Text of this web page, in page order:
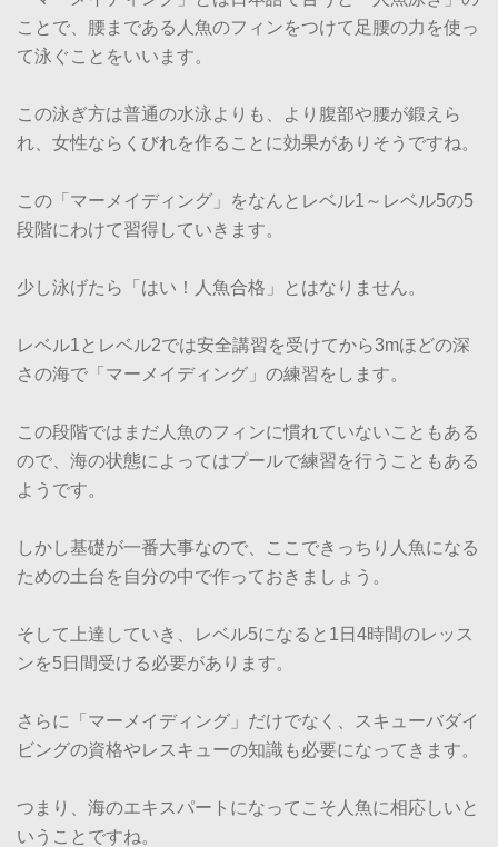
ことで、腰まである人魚のフィンをつけて足腰の力を使っ
て泳ぐことをいいます。
この泳ぎ方は普通の水泳よりも、より腹部や腰が鍛えら
れ、女性ならくびれを作ることに効果がありそうですね。
この「マーメイディング」をなんとレベル1～レベル5の5
段階にわけて習得していきます。
少し泳げたら「はい！人魚合格」とはなりません。
レベル1とレベル2では安全講習を受けてから3mほどの深
さの海で「マーメイディング」の練習をします。
この段階ではまだ人魚のフィンに慣れていないこともある
ので、海の状態によってはプールで練習を行うこともある
ようです。
しかし基礎が一番大事なので、ここできっちり人魚になる
ための土台を自分の中で作っておきましょう。
そして上達していき、レベル5になると1日4時間のレッス
ンを5日間受ける必要があります。
さらに「マーメイディング」だけでなく、スキューバダイ
ビングの資格やレスキューの知識も必要になってきます。
つまり、海のエキスパートになってこそ人魚に相応しいと
いうことですね。